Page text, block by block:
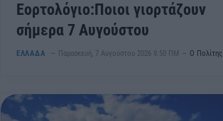
Εορτολόγιο:Ποιοι γιορτάζουν
σήμερα 7 Αυγούστου
ΕΛΛΑΔΑ Παρασκευή, 7 Αυγούστου 2026 9:50 ΠΜ Ο Πολίτης